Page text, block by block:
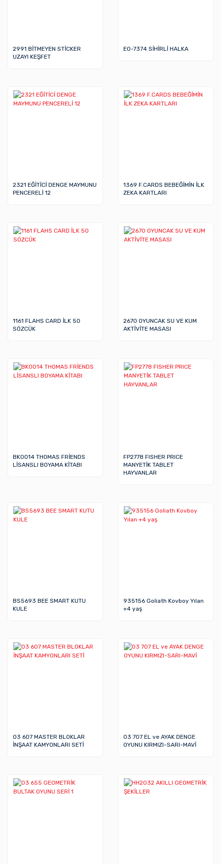
2991 BİTMEYEN STİCKER
UZAYI KEŞFET
EO-7374 SİHİRLİ HALKA
2321 EĞİTİCİ DENGE MAYMUNU
PENCERELİ 12
1369 F.CARDS BEBEĞİMİN İLK
ZEKA KARTLARI
1161 FLAHS CARD İLK 50
SÖZCÜK
2670 OYUNCAK SU VE KUM
AKTİVİTE MASASI
BK0014 THOMAS FRİENDS
LİSANSLI BOYAMA KİTABI
FP2778 FISHER PRICE
MANYETİK TABLET
HAYVANLAR
BS5693 BEE SMART KUTU
KULE
935156 Goliath Kovboy Yılan
+4 yaş
03 607 MASTER BLOKLAR
İNŞAAT KAMYONLARI SETİ
03 707 EL ve AYAK DENGE
OYUNU KIRMIZI-SARI-MAVİ